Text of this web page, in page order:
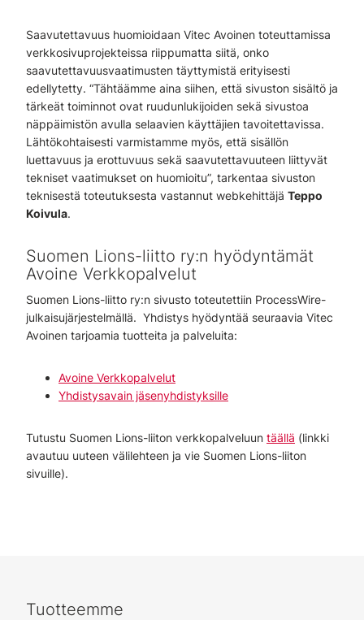
Saavutettavuus huomioidaan Vitec Avoinen toteuttamissa
verkkosivuprojekteissa riippumatta siitä, onko
saavutettavuusvaatimusten täyttymistä erityisesti
edellytetty. “Tähtäämme aina siihen, että sivuston sisältö ja
tärkeät toiminnot ovat ruudunlukijoiden sekä sivustoa
näppäimistön avulla selaavien käyttäjien tavoitettavissa.
Lähtökohtaisesti varmistamme myös, että sisällön
luettavuus ja erottuvuus sekä saavutettavuuteen liittyvät
tekniset vaatimukset on huomioitu”, tarkentaa sivuston
teknisestä toteutuksesta vastannut webkehittäjä Teppo
Koivula.
Suomen Lions-liitto ry:n hyödyntämät
Avoine Verkkopalvelut
Suomen Lions-liitto ry:n sivusto toteutettiin ProcessWire-
julkaisujärjestelmällä. Yhdistys hyödyntää seuraavia Vitec
Avoinen tarjoamia tuotteita ja palveluita:
Avoine Verkkopalvelut
Yhdistysavain jäsenyhdistyksille
Tutustu Suomen Lions-liiton verkkopalveluun täällä (linkki
avautuu uuteen välilehteen ja vie Suomen Lions-liiton
sivuille).
Tuotteemme